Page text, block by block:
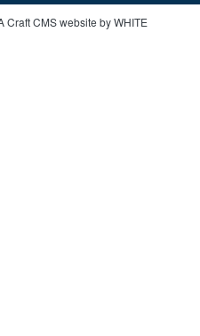
Craft CMS website by WHITE